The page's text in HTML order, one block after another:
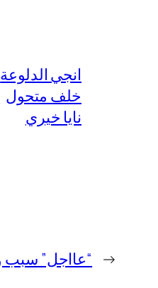
انجي الدلوعة
خلف متحول
نايا خيري
← “عااجل” سبب